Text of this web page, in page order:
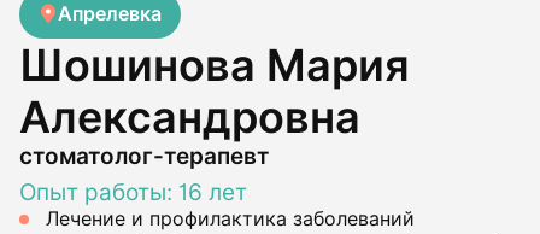
Апрелевка
Шошинова Мария
Александровна
стоматолог-терапевт
Опыт работы: 16 лет
Лечение и профилактика заболеваний